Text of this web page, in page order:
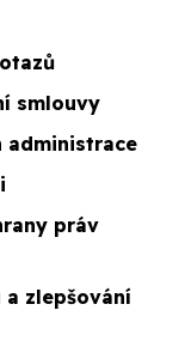
smlouvy
administrace
práv
zlepšování